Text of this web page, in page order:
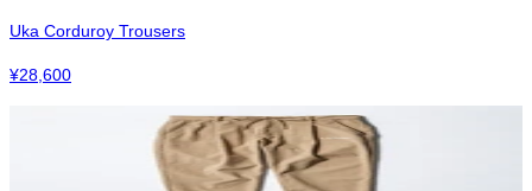
Uka Corduroy Trousers
¥28,600